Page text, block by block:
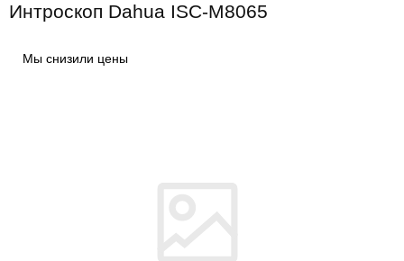
Интроскоп Dahua ISC-M8065
Мы снизили цены